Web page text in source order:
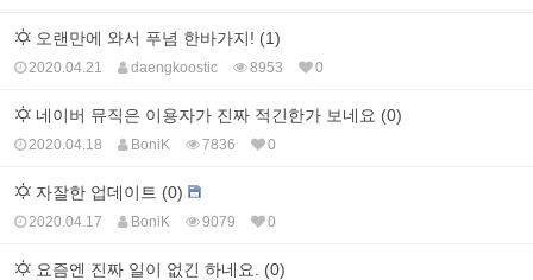
오랜만에 와서 푸념 한바가지! (1)
2020.04.21 daengkoostic 8953 0
네이버 뮤직은 이용자가 진짜 적긴한가 보네요 (0)
2020.04.18 BoniK 7836 0
자잘한 업데이트 (0)
2020.04.17 BoniK 9079 0
요즘엔 진짜 일이 없긴 하네요. (0)